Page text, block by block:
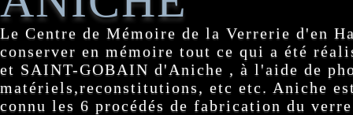
Le Centre de Mémoire de la Verrerie d'en
conserver en mémoire tout ce qui a été
et SAINT-GOBAIN d'Aniche , à l'aide de
matériels,reconstitutions, etc etc. Aniche
connu les 6 procédés de fabrication du